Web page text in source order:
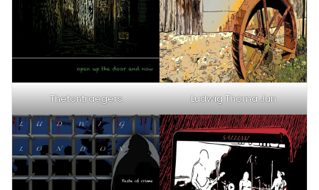
Thetontraegers Ludwig Thoma Jun